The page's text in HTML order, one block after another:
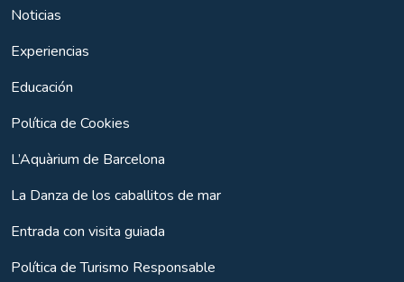
Noticias
Experiencias
Educación
Política de Cookies
L’Aquàrium de Barcelona
La Danza de los caballitos de mar
Entrada con visita guiada
Política de Turismo Responsable